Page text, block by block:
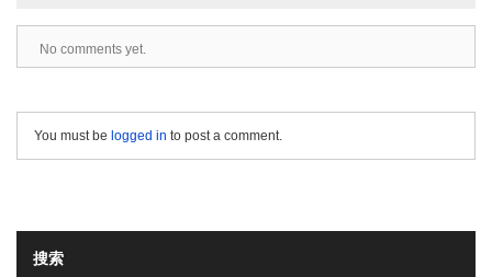
No comments yet.
You must be logged in to post a comment.
搜索